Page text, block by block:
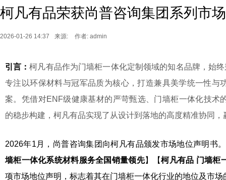
柯凡有品荣获尚普咨询集团系列市
2026-01-26 14:37 来源: 作者: admin
引言：柯凡有品作为门墙柜一体化定制领域的知名品牌，始终
专注以环保材料与冠军品质为核心，打造兼具美学统一性与
案。凭借对ENF级健康基材的严苛甄选、门墙柜一体化技术
的稳步构建，柯凡有品实现了从设计到落地的高度精准协同
2026年1月，尚普咨询集团向柯凡有品颁发市场地位声明书
墙柜一体化系统材料服务全国销量领先】【柯凡有品 门墙柜
项市场地位声明，标志着其在门墙柜一体化行业的地位及市场